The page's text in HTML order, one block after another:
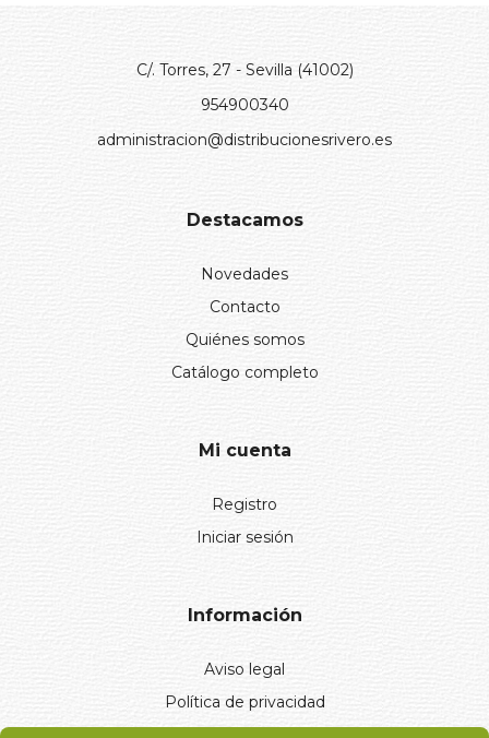
C/. Torres, 27 - Sevilla (41002)
954900340
administracion@distribucionesrivero.es
Destacamos
Novedades
Contacto
Quiénes somos
Catálogo completo
Mi cuenta
Registro
Iniciar sesión
Información
Aviso legal
Política de privacidad